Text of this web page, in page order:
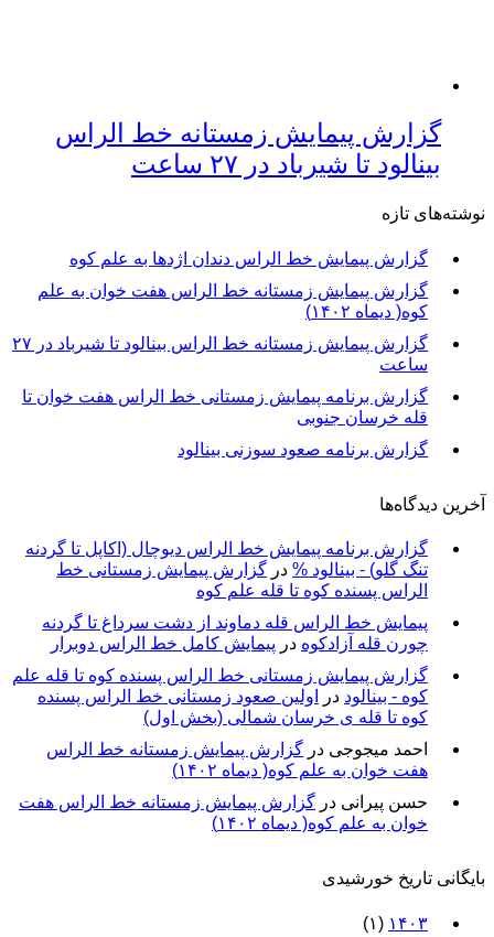
گزارش پیمایش زمستانه خط الراس
بینالود تا شیرباد در ۲۷ ساعت
نوشته‌های تازه
گزارش پیمایش خط الراس دندان اژدها به علم کوه
گزارش پیمایش زمستانه خط الراس هفت خوان به علم
کوه( دیماه ۱۴۰۲)
گزارش پیمایش زمستانه خط الراس بینالود تا شیرباد در ۲۷
ساعت
گزارش برنامه پیمایش زمستانی خط الراس هفت خوان تا
قله خرسان جنوبی
گزارش برنامه صعود سوزنی بینالود
آخرین دیدگاه‌ها
گزارش برنامه پيمايش خط الراس ديوچال (اكاپل تا گردنه
تنگ گلو) - بينالود % در گزارش پیمایش زمستانی خط
الراس پسنده کوه تا قله علم کوه
پيمايش خط الراس قله دماوند از دشت سرداغ تا گردنه
چورن قله آزادكوه در پیمایش کامل خط الراس دوبرار
گزارش پیمایش زمستانی خط الراس پسنده کوه تا قله علم
کوه - بينالود در
اولین صعود زمستانی خط الراس پسنده
کوه تا قله ی خرسان شمالی (بخش اول)
احمد میجوجی در گزارش پیمایش زمستانه خط الراس
هفت خوان به علم کوه( دیماه ۱۴۰۲)
حسن پیرانی در گزارش پیمایش زمستانه خط الراس هفت
خوان به علم کوه( دیماه ۱۴۰۲)
بایگانی تاریخ خورشیدی
۱۴۰۳ (۱)